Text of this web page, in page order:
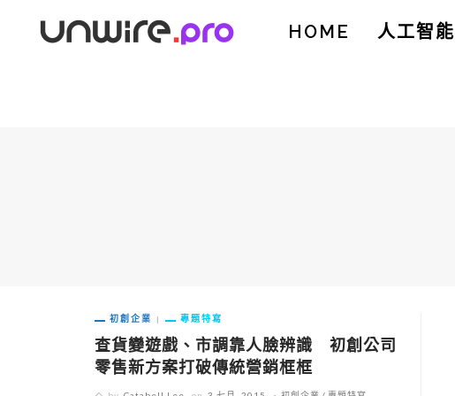
HOME 人工智能
初創企業 專題特寫
查貨變遊戲、市調靠人臉辨識 初創公司
零售新方案打破傳統營銷框框